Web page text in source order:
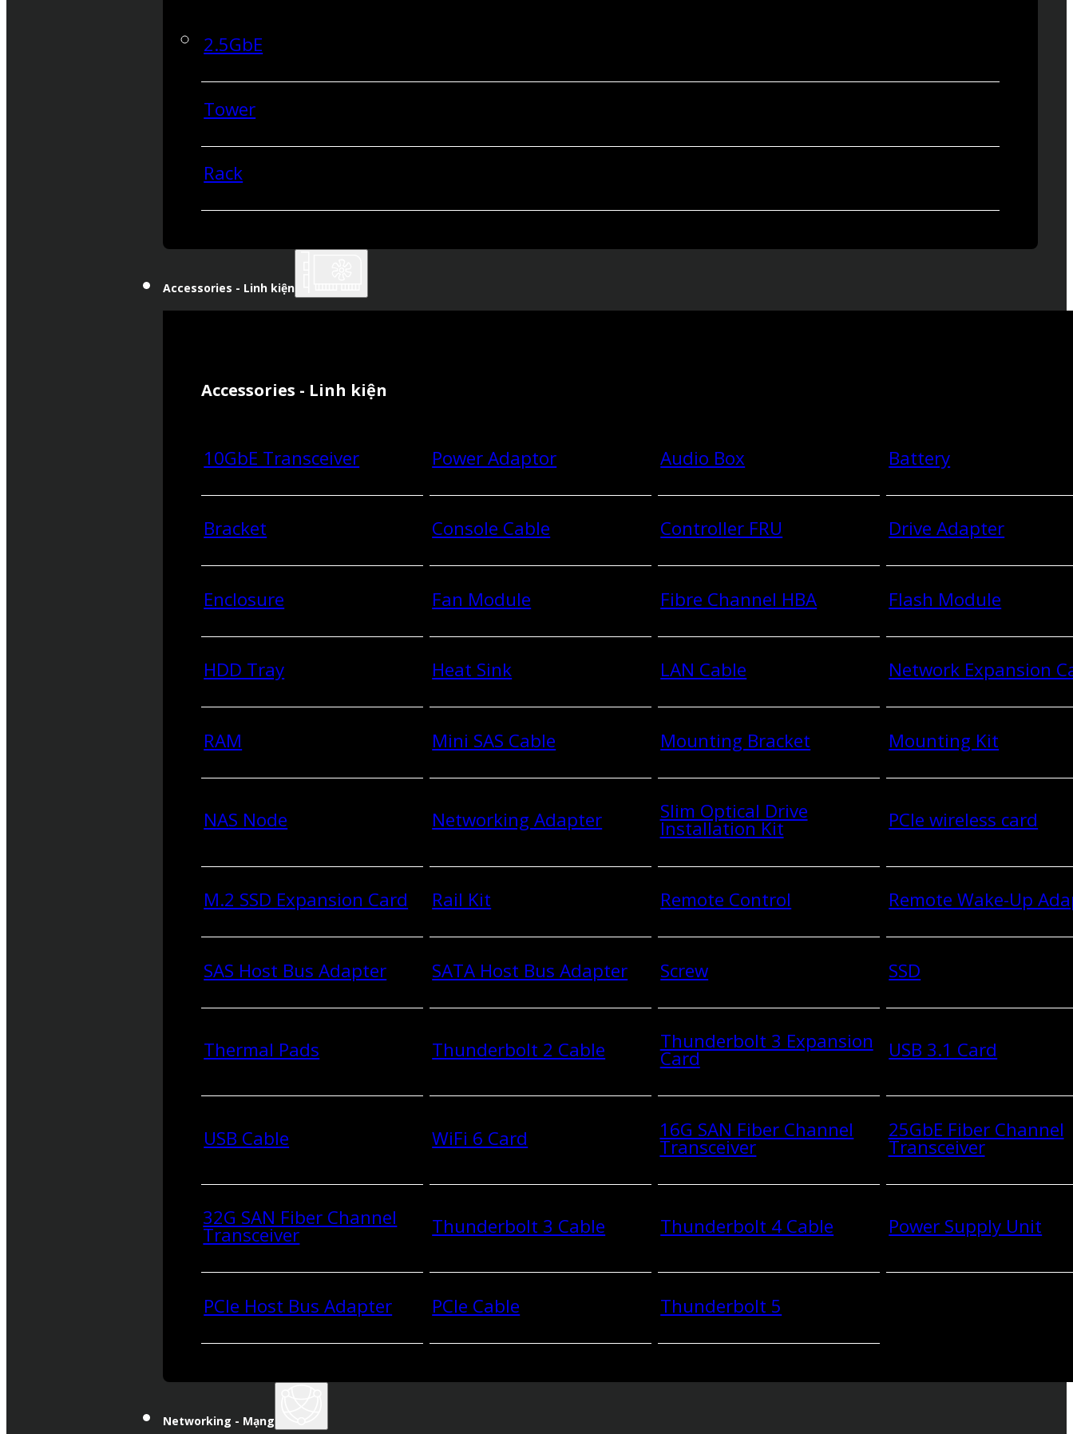
2.5GbE
Tower
Rack
Accessories - Linh kiện
Accessories - Linh kiện
10GbE Transceiver Power Adaptor Audio Box Battery
Bracket Console Cable Controller FRU Drive Adapter
Enclosure Fan Module Fibre Channel HBA Flash Module
HDD Tray Heat Sink LAN Cable Network Expansion
RAM Mini SAS Cable Mounting Bracket Mounting Kit
NAS Node Networking Adapter Slim Optical Drive
Installation Kit PCIe wireless card
M.2 SSD Expansion Card Rail Kit Remote Control Remote Wake-Up
SAS Host Bus Adapter SATA Host Bus Adapter Screw SSD
Thermal Pads Thunderbolt 2 Cable Thunderbolt 3 Expansion
Card USB 3.1 Card
USB Cable WiFi 6 Card 16G SAN Fiber Channel
Transceiver
25GbE Fiber Channel
Transceiver
32G SAN Fiber Channel
Transceiver Thunderbolt 3 Cable Thunderbolt 4 Cable Power Supply Unit
PCIe Host Bus Adapter PCIe Cable Thunderbolt 5
Networking - Mạng